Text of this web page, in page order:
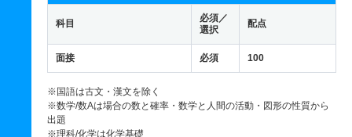
科目
必須／
選択
配点
面接 必須 100
※国語は古文・漢文を除く
※数学/数Aは場合の数と確率・数学と人間の活動・図形の性質から
出題
※理科/化学は化学基礎